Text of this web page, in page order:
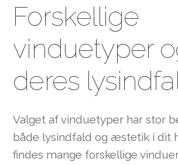
Forskellige
vinduetyper
deres
Valget af vinduetyper har stor
både lysindfald og æstetik i dit
findes mange forskellige